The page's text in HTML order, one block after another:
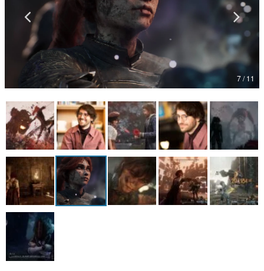
ゲームが変えた日本語
「経験値」「裏技」「ラスボス」… ゲームにまつわる言葉
の起源や用法の変遷を、コンピューター文化史研究家・タ
イニーP氏が徹底調査。
カテゴリ
マンガ
女性向け
アプリレビュー
その他
電ファミニコゲーマーとは？
運営：株式会社マレ
7 / 11